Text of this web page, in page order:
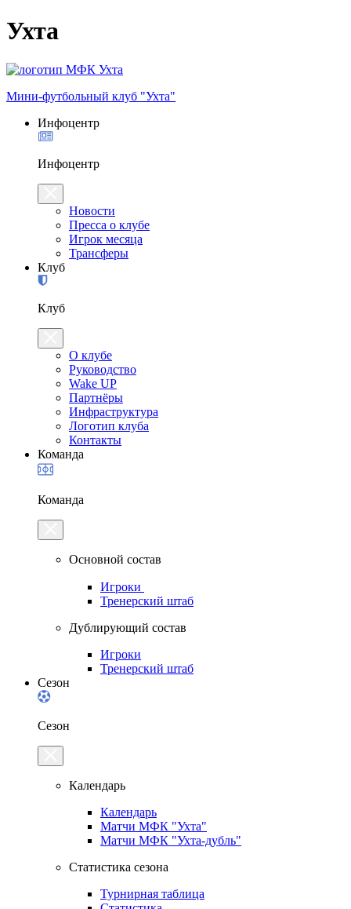
Ухта
Мини-футбольный клуб "Ухта"
Инфоцентр
Инфоцентр
Новости
Пресса о клубе
Игрок месяца
Трансферы
Клуб
Клуб
О клубе
Руководство
Wake UP
Партнёры
Инфраструктура
Логотип клуба
Контакты
Команда
Команда
Основной состав
Игроки
Тренерский штаб
Дублирующий состав
Игроки
Тренерский штаб
Сезон
Сезон
Календарь
Календарь
Матчи МФК "Ухта"
Матчи МФК "Ухта-дубль"
Статистика сезона
Турнирная таблица